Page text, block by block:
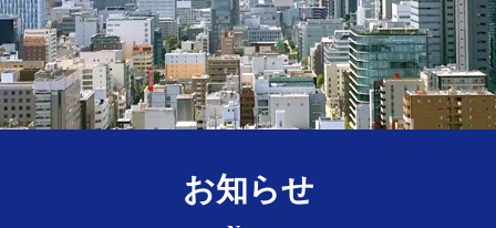
お知らせ